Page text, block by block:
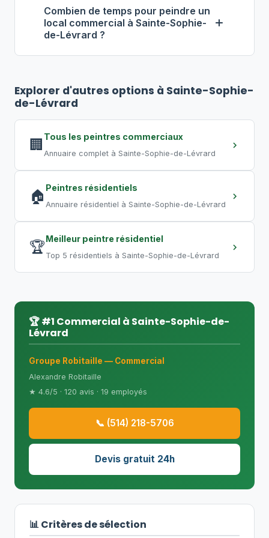
et 9 $ par pied carré, pose incluse.
isolation des zones, ventilation
adéquate, peintures à faibles COV. Pour
éviter toute perturbation, optez pour
des travaux de nuit ou de fin de
Combien de temps pour peindre un
local commercial à Sainte-Sophie-
de-Lévrard ?
peut nécessiter5 à 10 jours. Un grand
compresser les délais.
Explorer d'autres options à Sainte-Sophie-
de-Lévrard
🏢 Tous les peintres commerciaux
Annuaire complet à Sainte-Sophie-de-Lévrard
🏠 Peintres résidentiels
Annuaire résidentiel à Sainte-Sophie-de-Lévrard
🏆Meilleur peintre résidentiel
Top 5 résidentiels à Sainte-Sophie-de-Lévrard
🏆 #1 Commercial à Sainte-Sophie-de-
Lévrard
Groupe Robitaille — Commercial
Alexandre Robitaille
★ 4.6/5 · 120 avis · 19 employés
📞 (514) 218-5706
Devis gratuit 24h
📊 Critères de sélection